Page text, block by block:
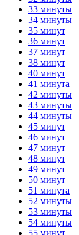
33 минуты
34 минуты
35 минут
36 минут
37 минут
38 минут
40 минут
41 минута
42 минуты
43 минуты
44 минуты
45 минут
46 минут
47 минут
48 минут
49 минут
50 минут
51 минута
52 минуты
53 минуты
54 минуты
55 минут